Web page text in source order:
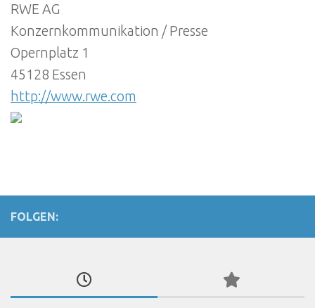
RWE AG
Konzernkommunikation / Presse
Opernplatz 1
45128 Essen
http://www.rwe.com
FOLGEN: